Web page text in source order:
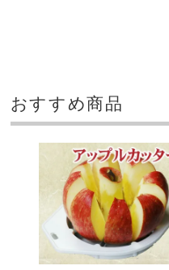
おすすめ商品